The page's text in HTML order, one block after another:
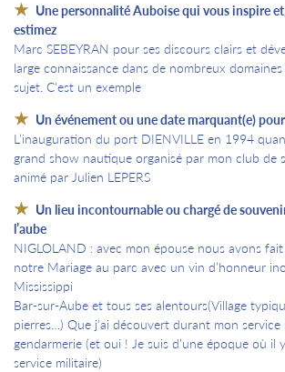
Une personnalité Auboise qui vous inspire
estimez
Marc SEBEYRAN pour ses discours clairs et
large connaissance dans de nombreux
sujet. C'est un exemple
Un événement ou une date marquant(e)
L’inauguration du port DIENVILLE en 1994
grand show nautique organisé par mon club de
animé par Julien LEPERS
Un lieu incontournable ou chargé de
l’aube
NIGLOLAND : avec mon épouse nous avons
notre Mariage au parc avec un vin d’honneur
Mississippi
Bar-sur-Aube et tous ses alentours(Village
pierres…) Que j’ai découvert durant mon service
gendarmerie (et oui ! Je suis d’une époque où il
service militaire)